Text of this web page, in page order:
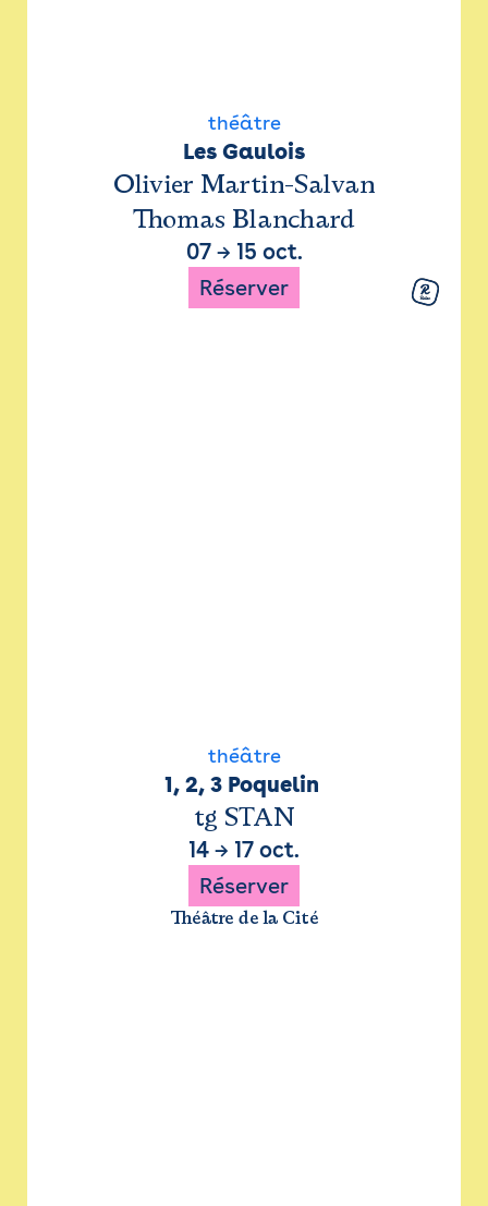
théâtre
Les Gaulois
Olivier Martin-Salvan
Thomas Blanchard
07→ 15 oct.
Réserver
théâtre
1, 2, 3 Poquelin
tg STAN
14 → 17 oct.
Réserver
Théâtre de la Cité